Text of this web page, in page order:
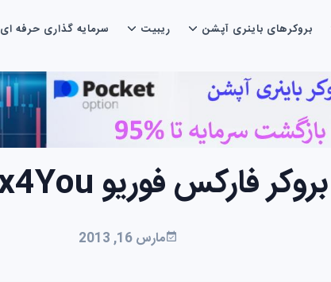
بروکرهای باینری آپشن ریبیت سرمایه گذاری حرفه ای
بروکر فارکس فوریو Forex4You
مارس 16, 2013